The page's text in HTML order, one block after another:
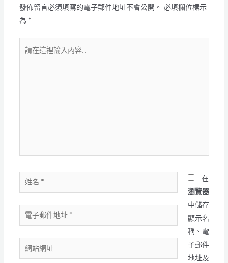
發佈留言必須填寫的電子郵件地址不會公開。 必填欄位標示
為 *
名
*
電
子
郵
件
網
站
在
瀏覽器
中儲存
顯示名
稱、電
子郵件
地址及